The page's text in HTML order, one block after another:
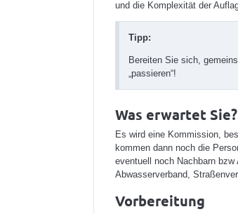
und die Komplexität der
Tipp:
Bereiten Sie sich,
„passieren“!
Was erwartet Sie?
Es wird eine Kommission,
kommen dann noch die
eventuell noch Nachbarn bzw
Abwasserverband,
Vorbereitung